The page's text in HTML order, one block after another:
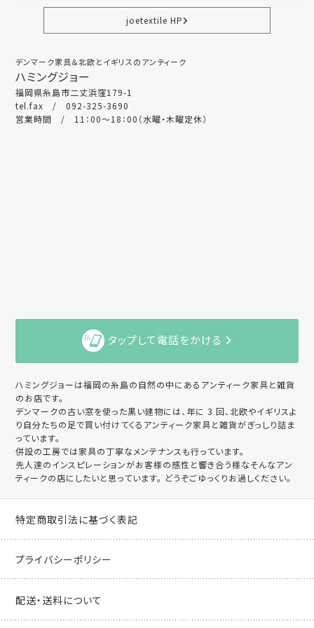
joetextile HP
デンマーク家具＆北欧とイギリスのアンティーク
ハミングジョー
福岡県糸島市二丈浜窪179-1
tel.fax / 092-325-3690
営業時間 / 11：00～18：00（水曜・木曜定休）
タップして電話をかける
ハミングジョーは福岡の糸島の自然の中にあるアンティーク家具と雑貨
のお店です。
デンマークの古い窓を使った黒い建物には、年に 3 回、北欧やイギリスよ
り自分たちの足で買い付けてくるアンティーク家具と雑貨がぎっしり詰ま
っています。
併設の工房では家具の丁寧なメンテナンスも行っています。
先人達のインスピレーションがお客様の感性と響き合う様なそんなアン
ティークの店にしたいと思っています。 どうぞごゆっくりお過しください。
特定商取引法に基づく表記
プライバシーポリシー
配送・送料について